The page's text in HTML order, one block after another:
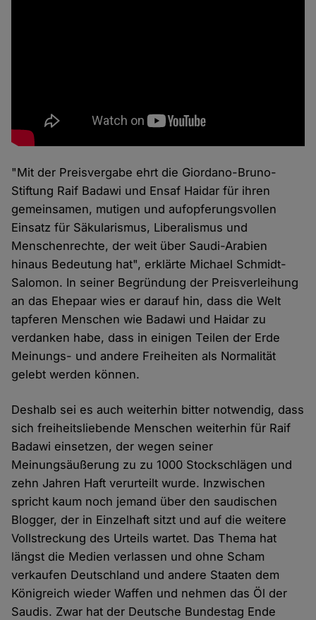
"Mit der Preisvergabe ehrt die Giordano-Bruno-
Stiftung Raif Badawi und Ensaf Haidar für ihren
gemeinsamen, mutigen und aufopferungsvollen
Einsatz für Säkularismus, Liberalismus und
Menschenrechte, der weit über Saudi-Arabien
hinaus Bedeutung hat", erklärte Michael Schmidt-
Salomon. In seiner Begründung der Preisverleihung
an das Ehepaar wies er darauf hin, dass die Welt
tapferen Menschen wie Badawi und Haidar zu
verdanken habe, dass in einigen Teilen der Erde
Meinungs- und andere Freiheiten als Normalität
gelebt werden können.
Deshalb sei es auch weiterhin bitter notwendig, dass
sich freiheitsliebende Menschen weiterhin für Raif
Badawi einsetzen, der wegen seiner
Meinungsäußerung zu zu 1000 Stockschlägen und
zehn Jahren Haft verurteilt wurde. Inzwischen
spricht kaum noch jemand über den saudischen
Blogger, der in Einzelhaft sitzt und auf die weitere
Vollstreckung des Urteils wartet. Das Thema hat
längst die Medien verlassen und ohne Scham
verkaufen Deutschland und andere Staaten dem
Königreich wieder Waffen und nehmen das Öl der
Saudis. Zwar hat der Deutsche Bundestag Ende